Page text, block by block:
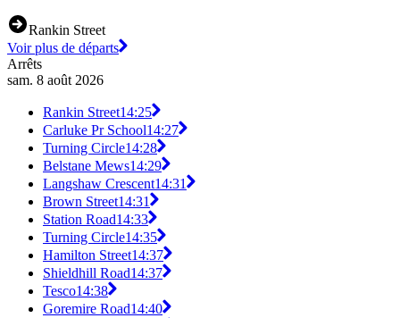
Rankin Street
Voir plus de départs
Arrêts
sam. 8 août 2026
Rankin Street14:25
Carluke Pr School14:27
Turning Circle14:28
Belstane Mews14:29
Langshaw Crescent14:31
Brown Street14:31
Station Road14:33
Turning Circle14:35
Hamilton Street14:37
Shieldhill Road14:37
Tesco14:38
Goremire Road14:40